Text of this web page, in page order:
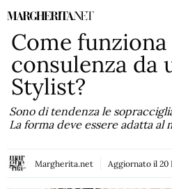
Vai
contenuto
Come funziona
consulenza da
Stylist?
Sono di tendenza le
La forma deve essere adatta al
Margherita.net Aggiornato il 20